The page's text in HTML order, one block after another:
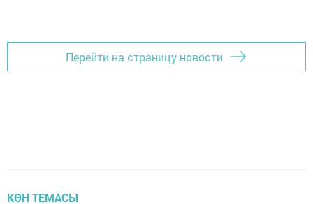
Перейти на страницу новости
КӨН ТЕМАСЫ